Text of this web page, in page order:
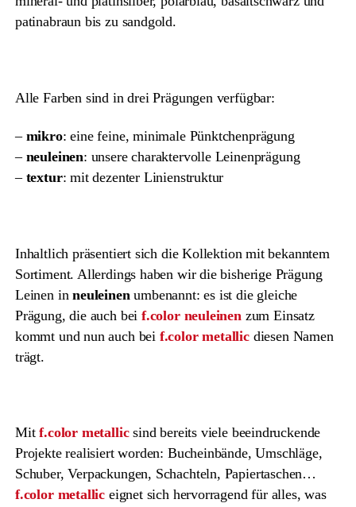
patinabraun bis zu sandgold.
Alle Farben sind in drei Prägungen verfügbar:
– mikro: eine feine, minimale Pünktchenprägung
– neuleinen: unsere charaktervolle Leinenprägung
– textur: mit dezenter Linienstruktur
Inhaltlich präsentiert sich die Kollektion mit bekanntem
Sortiment. Allerdings haben wir die bisherige Prägung
Leinen inneuleinen umbenannt: es ist die gleiche
Prägung, die auch bei f.color neuleinen zum Einsatz
kommt und nun auch bei f.color metallicdiesen Namen
trägt.
Mitf.color metallicsind bereits viele beeindruckende
Projekte realisiert worden: Bucheinbände, Umschläge,
Schuber, Verpackungen, Schachteln, Papiertaschen…
f.color metallic eignet sich hervorragend für alles, was